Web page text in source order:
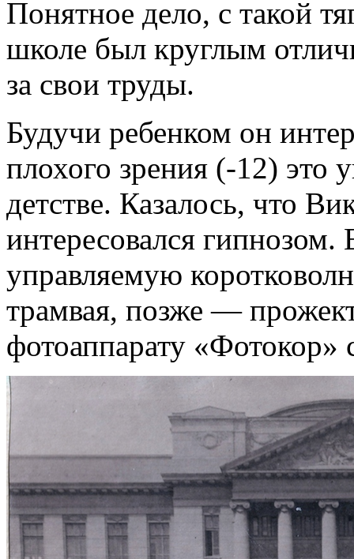
Понятное дело, с такой
школе был круглым
за свои труды.
Будучи ребенком он
плохого зрения (-12) это
детстве. Казалось, что
интересовался гипнозом.
управляемую
трамвая, позже —
фотоаппарату «Фотокор»